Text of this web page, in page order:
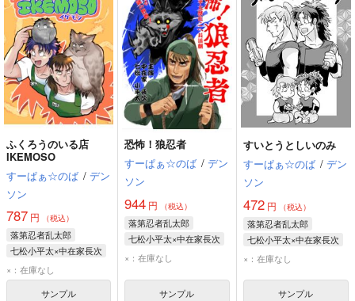
ふくろうのいる店
IKEMOSO
すーぱぁ☆のば / デン
ソン
787 円 （税込）
落第忍者乱太郎
七松小平太×中在家長次
七松小平太
中在家長次
×：在庫なし
サンプル
恐怖！狼忍者
すーぱぁ☆のば / デン
ソン
944 円 （税込）
落第忍者乱太郎
七松小平太×中在家長次
七松小平太
×：在庫なし
サンプル
すいとうとしいのみ
すーぱぁ☆のば / デン
ソン
472円 （税込）
落第忍者乱太郎
七松小平太×中在家長次
七松小平太
×：在庫なし
サンプル